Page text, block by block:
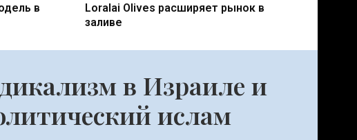
в
Loralai Olives расширяет рынок в
заливе
в Израиле и
ислам